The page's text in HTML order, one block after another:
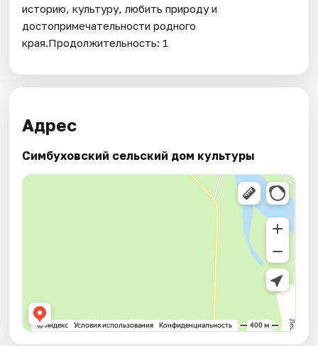
историю, культуру, любить природу и
достопримечательности родного
края.Продолжительность: 1
Адрес
Симбуховский сельский дом культуры